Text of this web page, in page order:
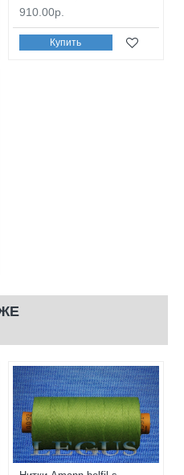
910.00р.
Купить